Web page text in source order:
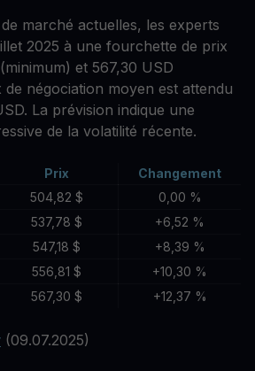
marché actuelles, les experts
2025 à une fourchette de prix
et 567,30 USD
de négociation moyen est attendu
La prévision indique une
de la volatilité récente.
Prix
Changement
504,82 $
0,00 %
537,78 $
+6,52 %
547,18 $
+8,39 %
556,81 $
+10,30 %
567,30 $ +12,37 %
(09.07.2025)